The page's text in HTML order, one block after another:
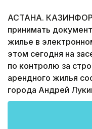
АСТАНА.
принимать
жилье в
этом сегодня на
по контролю за
арендного жилья
города Андрей